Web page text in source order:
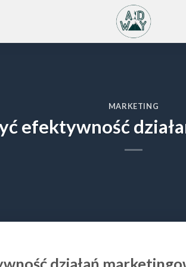
MARKETING
efektywność
działań